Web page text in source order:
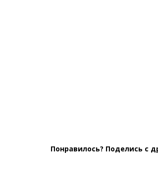
Понравилось? Поделись с